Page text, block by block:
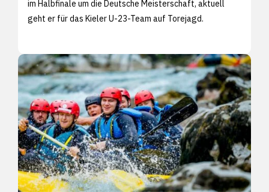
im Halbfinale um die Deutsche Meisterschaft, aktuell
geht er für das Kieler U-23-Team auf Torejagd.